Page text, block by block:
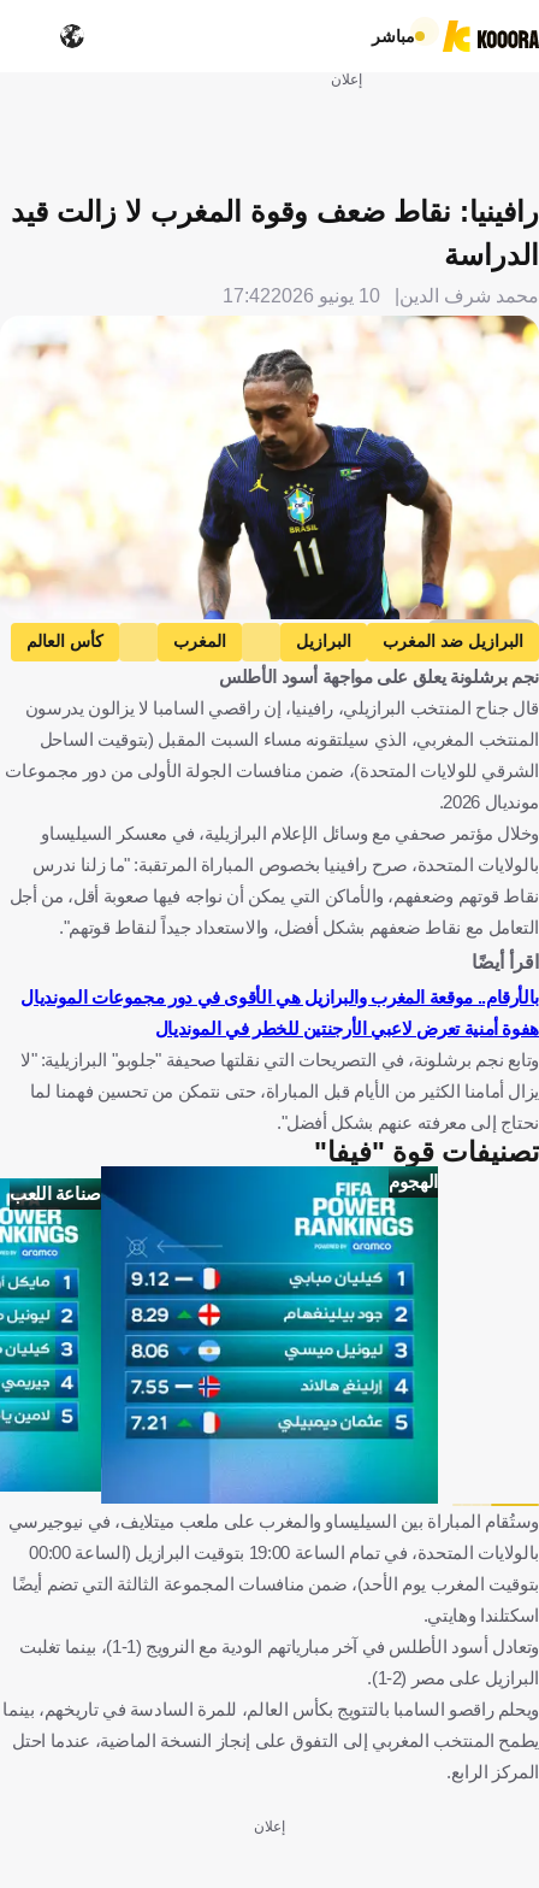
مباشر
إعلان
رافينيا: نقاط ضعف وقوة المغرب لا زالت قيد
الدراسة
محمد شرف الدين 10 يونيو 2026 17:42
Getty Images
البرازيل ضد المغرب البرازيل المغرب
كأس العالم
رافينيا
البرازيل المغرب الولايات المتحدة
نجم برشلونة يعلق على مواجهة أسود الأطلس
قال جناح المنتخب البرازيلي، رافينيا، إن راقصي السامبا لا يزالون يدرسون
المنتخب المغربي، الذي سيلتقونه مساء السبت المقبل (بتوقيت الساحل
الشرقي للولايات المتحدة)، ضمن منافسات الجولة الأولى من دور مجموعات
مونديال 2026.
وخلال مؤتمر صحفي مع وسائل الإعلام البرازيلية، في معسكر السيليساو
بالولايات المتحدة، صرح رافينيا بخصوص المباراة المرتقبة: "ما زلنا ندرس
نقاط قوتهم وضعفهم، والأماكن التي يمكن أن نواجه فيها صعوبة أقل، من أجل
التعامل مع نقاط ضعفهم بشكل أفضل، والاستعداد جيداً لنقاط قوتهم".
اقرأ أيضًا
بالأرقام.. موقعة المغرب والبرازيل هي الأقوى في دور مجموعات المونديال
هفوة أمنية تعرض لاعبي الأرجنتين للخطر في المونديال
وتابع نجم برشلونة، في التصريحات التي نقلتها صحيفة "جلوبو" البرازيلية: "لا
يزال أمامنا الكثير من الأيام قبل المباراة، حتى نتمكن من تحسين فهمنا لما
نحتاج إلى معرفته عنهم بشكل أفضل".
تصنيفات قوة "فيفا"
الهجوم
صناعة اللعب
وستُقام المباراة بين السيليساو والمغرب على ملعب ميتلايف، في نيوجيرسي
بالولايات المتحدة، في تمام الساعة 19:00 بتوقيت البرازيل (الساعة 00:00
بتوقيت المغرب يوم الأحد)، ضمن منافسات المجموعة الثالثة التي تضم أيضًا
اسكتلندا وهايتي.
وتعادل أسود الأطلس في آخر مبارياتهم الودية مع النرويج (1-1)، بينما تغلبت
البرازيل على مصر (2-1).
ويحلم راقصو السامبا بالتتويج بكأس العالم، للمرة السادسة في تاريخهم، بينما
يطمح المنتخب المغربي إلى التفوق على إنجاز النسخة الماضية، عندما احتل
المركز الرابع.
إعلان